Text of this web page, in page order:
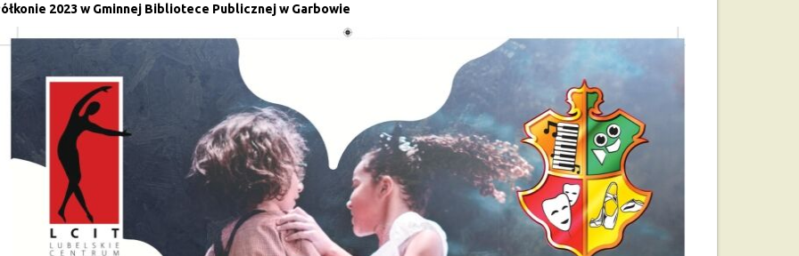
2023 w Gminnej Bibliotece Publicznej w Garbowie